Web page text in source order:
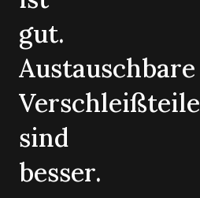
gut.
Austauschbare
Verschleißteile
sind
besser.